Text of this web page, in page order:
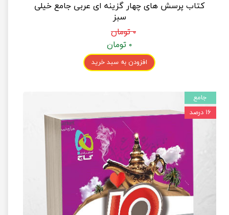
کتاب پرسش های چهار گزینه ای عربی جامع خیلی
سبز
۰ تومان
۰ تومان
افزودن به سبد خرید
جامع
۱۶ درصد